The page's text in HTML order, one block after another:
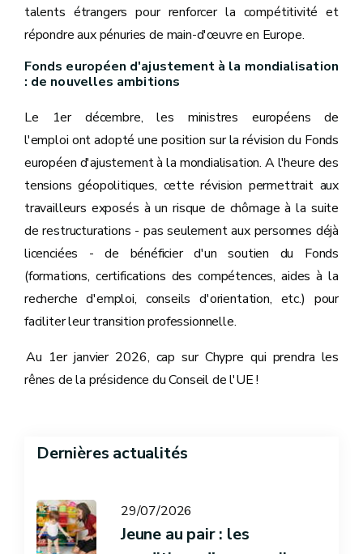
talents étrangers pour renforcer la compétitivité et
répondre aux pénuries de main-d'œuvre en Europe.
Fonds européen d'ajustement à la mondialisation
: de nouvelles ambitions
Le 1er décembre, les ministres européens de
l'emploi ont adopté une position sur la révision du Fonds
européen d'ajustement à la mondialisation. A l'heure des
tensions géopolitiques, cette révision permettrait aux
travailleurs exposés à un risque de chômage à la suite
de restructurations - pas seulement aux personnes déjà
licenciées - de bénéficier d'un soutien du Fonds
(formations, certifications des compétences, aides à la
recherche d'emploi, conseils d'orientation, etc.) pour
faciliter leur transition professionnelle.
Au 1er janvier 2026, cap sur Chypre qui prendra les
rênes de la présidence du Conseil de l'UE !
Dernières actualités
29/07/2026
Jeune au pair : les